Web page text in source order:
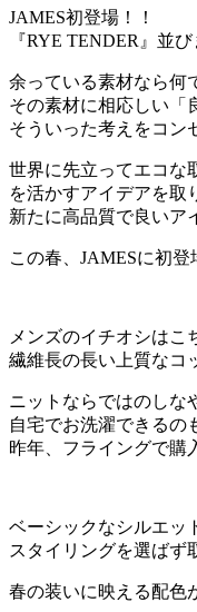
JAMES初登場！！
『RYE TENDER』並び
余っている素材なら何
その素材に相応しい「
そういった考えをコン
世界に先立ってエコな
を活かすアイデアを取
新たに高品質で良いア
この春、JAMESに初登
メンズのイチオシはこ
繊維長の長い上質なコ
ニットならではのしな
自宅でお洗濯できるの
昨年、フライングで購
ベーシックなシルエッ
スタイリングを選ばず
春の装いに映える配色